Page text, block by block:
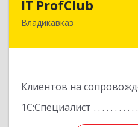
IT ProfClub
Владикавказ
Клиентов на
1С:Специалист
362045,